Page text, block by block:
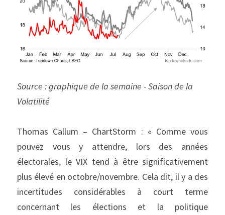
Source : graphique de la semaine - Saison de la
Volatilité
Thomas Callum – ChartStorm : « Comme vous
pouvez vous y attendre, lors des années
électorales, le VIX tend à être significativement
plus élevé en octobre/novembre. Cela dit, il y a des
incertitudes considérables à court terme
concernant les élections et la politique